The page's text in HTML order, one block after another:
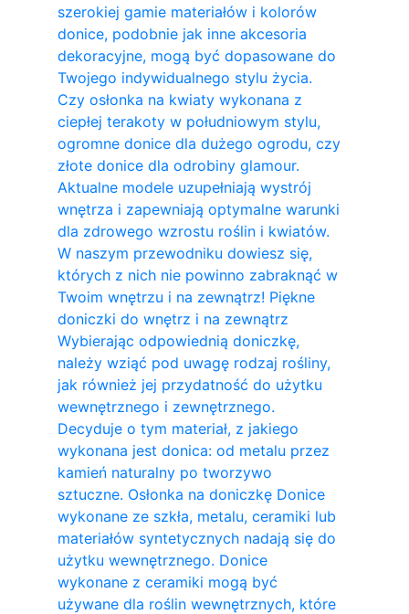
szerokiej gamie materiałów i kolorów
donice, podobnie jak inne akcesoria
dekoracyjne, mogą być dopasowane do
Twojego indywidualnego stylu życia.
Czy osłonka na kwiaty wykonana z
ciepłej terakoty w południowym stylu,
ogromne donice dla dużego ogrodu, czy
złote donice dla odrobiny glamour.
Aktualne modele uzupełniają wystrój
wnętrza i zapewniają optymalne warunki
dla zdrowego wzrostu roślin i kwiatów.
W naszym przewodniku dowiesz się,
których z nich nie powinno zabraknąć w
Twoim wnętrzu i na zewnątrz! Piękne
doniczki do wnętrz i na zewnątrz
Wybierając odpowiednią doniczkę,
należy wziąć pod uwagę rodzaj rośliny,
jak również jej przydatność do użytku
wewnętrznego i zewnętrznego.
Decyduje o tym materiał, z jakiego
wykonana jest donica: od metalu przez
kamień naturalny po tworzywo
sztuczne. Osłonka na doniczkę Donice
wykonane ze szkła, metalu, ceramiki lub
materiałów syntetycznych nadają się do
użytku wewnętrznego. Donice
wykonane z ceramiki mogą być
używane dla roślin wewnętrznych, które